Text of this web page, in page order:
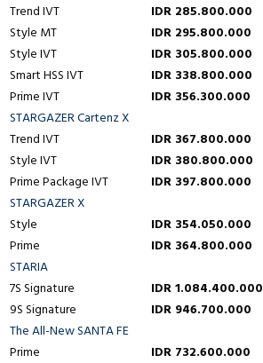
Trend IVT
IDR 285.800.000
Style MT
IDR 295.800.000
Style IVT
IDR 305.800.000
Smart HSS IVT
IDR 338.800.000
Prime IVT
IDR 356.300.000
STARGAZER Cartenz X
Trend IVT
IDR 367.800.000
Style IVT
IDR 380.800.000
Prime Package IVT
IDR 397.800.000
STARGAZER X
Style
IDR 354.050.000
Prime
IDR 364.800.000
STARIA
7S Signature
IDR 1.084.400.000
9S Signature
IDR 946.700.000
The All-New SANTA FE
Prime
IDR 732.600.000